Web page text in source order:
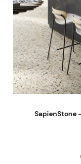
SapienStone